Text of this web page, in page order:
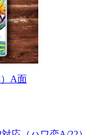
）A面